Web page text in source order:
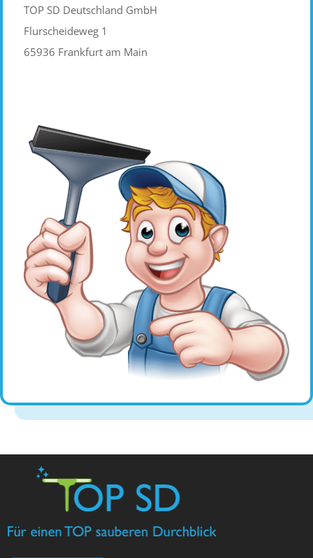
TOP SD Deutschland GmbH
Flurscheideweg 1
65936 Frankfurt am Main